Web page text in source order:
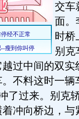
交车
面。
时桥
别克
过中间的双实
不料这时一辆
了过来。别克
冲向桥边，与